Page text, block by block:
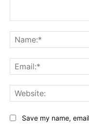
Save my name,